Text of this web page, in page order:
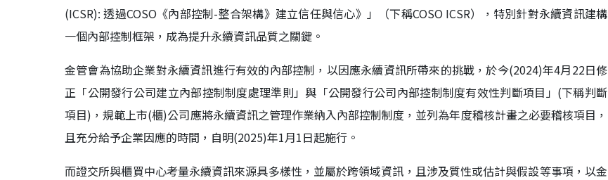
(ICSR): 透過COSO《內部控制-整合架構》建立信任與信心》」（下稱COSO ICSR），特別針對永續資訊建構
一個內部控制框架，成為提升永續資訊品質之關鍵。
金管會為協助企業對永續資訊進行有效的內部控制，以因應永續資訊所帶來的挑戰，於今(2024)年4月22日修
正「公開發行公司建立內部控制制度處理準則」與「公開發行公司內部控制制度有效性判斷項目」(下稱判斷
項目)，規範上市(櫃)公司應將永續資訊之管理作業納入內部控制制度，並列為年度稽核計畫之必要稽核項目，
且充分給予企業因應的時間，自明(2025)年1月1日起施行。
而證交所與櫃買中心考量永續資訊來源具多樣性，並屬於跨領域資訊，且涉及質性或估計與假設等事項，以金